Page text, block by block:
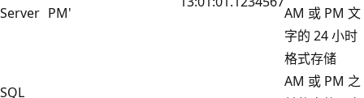
Server PM'
AM 或 PM 文
字的 24 小时
格式存储
SQL
AM 或 PM 之